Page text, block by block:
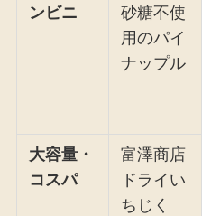
ンビニ
砂糖不使
用のパイ
ナップル
大容量・
コスパ
富澤商店
ドライい
ちじく